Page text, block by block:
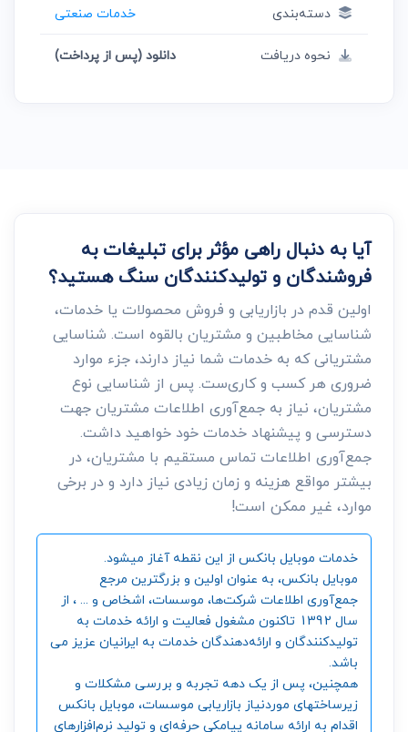
دسته‌بندی
خدمات صنعتی
نحوه دریافت
دانلود (پس از پرداخت)
آیا به دنبال راهی مؤثر برای تبلیغات به
فروشندگان و تولیدکنندگان سنگ هستید؟
اولین قدم در بازاریابی و فروش محصولات یا خدمات،
شناسایی مخاطبین و مشتریان بالقوه است. شناسایی
مشتریانی که به خدمات شما نیاز دارند، جزء موارد
ضروری هر کسب و کاری‌ست. پس از شناسایی نوع
مشتریان، نیاز به جمع‌آوری اطلاعات مشتریان جهت
دسترسی و پیشنهاد خدمات خود خواهید داشت.
جمع‌آوری اطلاعات تماس مستقیم با مشتریان، در
بیشتر مواقع هزینه و زمان زیادی نیاز دارد و در برخی
موارد، غیر ممکن است!
خدمات موبایل بانکس از این نقطه آغاز میشود.
موبایل بانکس، به عنوان اولین و بزرگترین مرجع
جمع‌آوری اطلاعات شرکت‌ها، موسسات، اشخاص و ... ، از
سال 1392 تاکنون مشغول فعالیت و ارائه خدمات به
تولیدکنندگان و ارائه‌دهندگان خدمات به ایرانیان عزیز می
باشد.
همچنین، پس از یک دهه تجربه و بررسی مشکلات و
زیرساختهای موردنیاز بازاریابی موسسات، موبایل بانکس
اقدام به ارائه سامانه‌ پیامکی حرفه‌ای و تولید نرم‌افزارهای